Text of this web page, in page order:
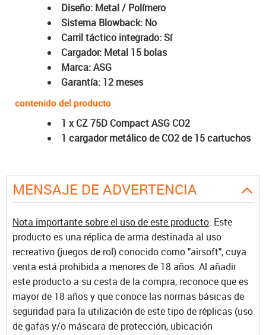
Diseño: Metal / Polímero
Sistema Blowback: No
Carril táctico integrado: Sí
Cargador: Metal 15 bolas
Marca: ASG
Garantía: 12 meses
contenido del producto
1 x CZ 75D Compact ASG CO2
1 cargador metálico de CO2 de 15 cartuchos
MENSAJE DE ADVERTENCIA
Nota importante sobre el uso de este producto: Este
producto es una réplica de arma destinada al uso
recreativo (juegos de rol) conocido como "airsoft", cuya
venta está prohibida a menores de 18 años. Al añadir
este producto a su cesta de la compra, reconoce que es
mayor de 18 años y que conoce las normas básicas de
seguridad para la utilización de este tipo de réplicas (uso
de gafas y/o máscara de protección, ubicación